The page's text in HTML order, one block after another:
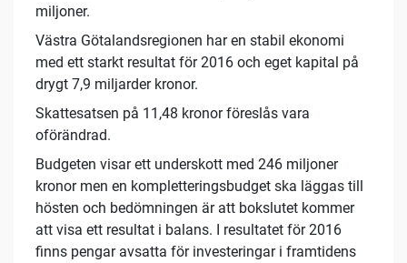
miljoner.
Västra Götalandsregionen har en stabil ekonomi
med ett starkt resultat för 2016 och eget kapital på
drygt 7,9 miljarder kronor.
Skattesatsen på 11,48 kronor föreslås vara
oförändrad.
Budgeten visar ett underskott med 246 miljoner
kronor men en kompletteringsbudget ska läggas till
hösten och bedömningen är att bokslutet kommer
att visa ett resultat i balans. I resultatet för 2016
finns pengar avsatta för investeringar i framtidens